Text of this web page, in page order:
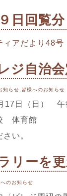
日回覧分
ィアだより48号
ジ自治
知らせ 皆様へのお知らせ
17日（日） 午
体育館
い。
リーを
のお知らせ